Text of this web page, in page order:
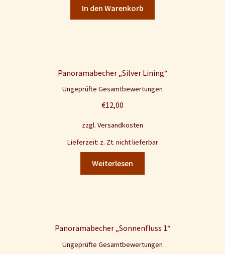
In den Warenkorb
Panoramabecher „Silver Lining“
Ungeprüfte Gesamtbewertungen
€12,00
zzgl. Versandkosten
Lieferzeit: z. Zt. nicht lieferbar
Weiterlesen
Panoramabecher „Sonnenfluss 1“
Ungeprüfte Gesamtbewertungen